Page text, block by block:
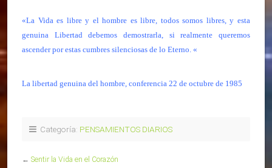
«La Vida es libre y el hombre es libre, todos somos libres, y esta
genuina Libertad debemos demostrarla, si realmente queremos
ascender por estas cumbres silenciosas de lo Eterno. «
La libertad genuina del hombre, conferencia 22 de octubre de 1985
Categoría: PENSAMIENTOS DIARIOS
← Sentir la Vida en el Corazón